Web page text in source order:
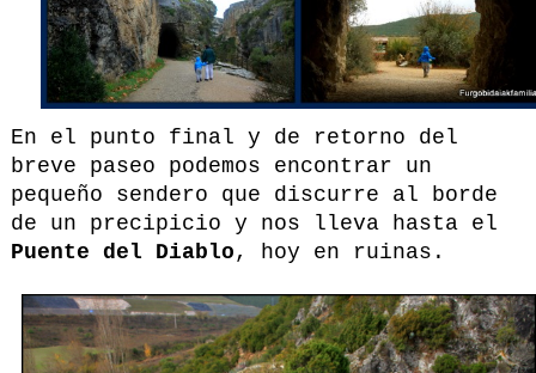
En el punto final y de retorno del
breve paseo podemos encontrar un
pequeño sendero que discurre al borde
de un precipicio y nos lleva hasta el
Puente del Diablo , hoy en ruinas.